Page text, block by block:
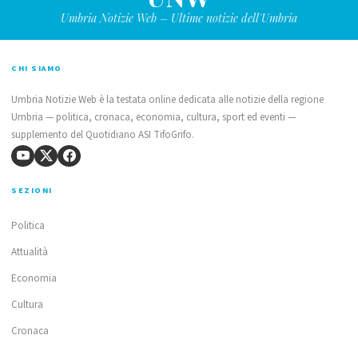
Umbria Notizie Web – Ultime notizie dell'Umbria
CHI SIAMO
Umbria Notizie Web è la testata online dedicata alle notizie della regione
Umbria — politica, cronaca, economia, cultura, sport ed eventi —
supplemento del Quotidiano ASI TifoGrifo.
SEZIONI
Politica
Attualità
Economia
Cultura
Cronaca